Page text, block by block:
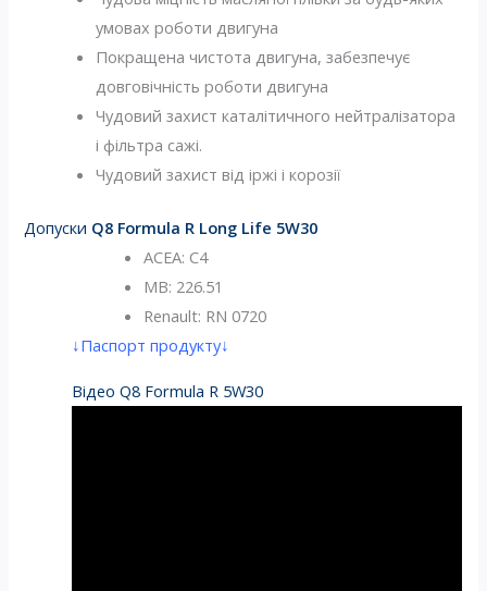
умовах роботи двигуна
Покращена чистота двигуна, забезпечує
довговічність роботи двигуна
Чудовий захист каталітичного нейтралізатора
і фільтра сажі.
Чудовий захист від іржі і корозії
Допуски Q8 Formula R Long Life 5W30
ACEA: C4
MB: 226.51
Renault: RN 0720
↓Паспорт продукту↓
Відео Q8 Formula R 5W30